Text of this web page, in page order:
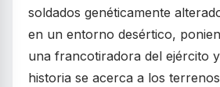
soldados genéticamente
en un entorno desértico,
una francotiradora del ejército
historia se acerca a los